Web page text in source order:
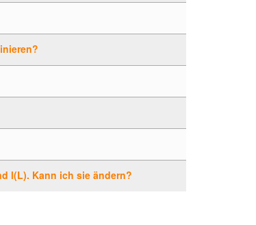
l(L). Kann ich sie ändern?